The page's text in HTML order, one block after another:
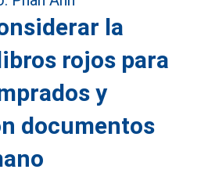
la
rojos para
y
documentos